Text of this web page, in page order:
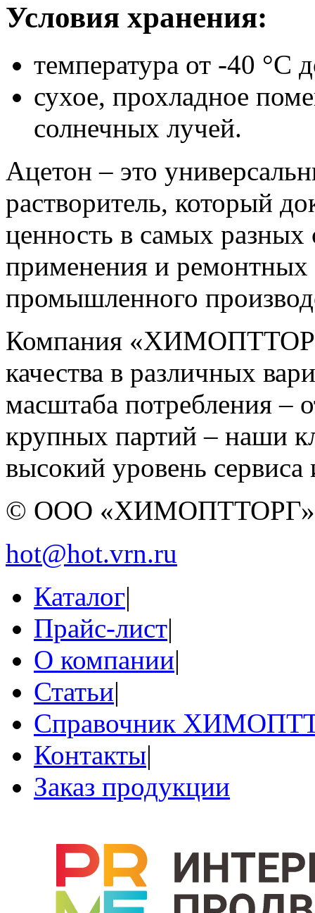
Условия хранения:
температура от -40 °С
сухое, прохладное
солнечных лучей.
Ацетон – это
растворитель, который
ценность в самых разных
применения и ремонтных
промышленного
Компания
качества в различных
масштаба потребления –
крупных партий – наши
высокий уровень сервиса
© ООО
hot@hot.vrn.ru
Каталог|
Прайс-лист|
О компании|
Статьи|
Справочник
Контакты|
Заказ продукции